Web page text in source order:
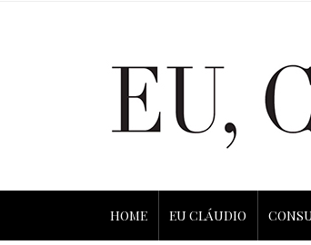
HOME EU CLÁUDIO